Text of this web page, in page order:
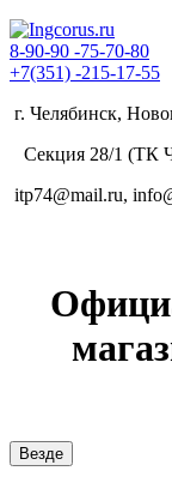
8-90-90 -75-70-80
+7(351) -215-17-55
г. Челябинск,
Секция 28/1 (ТК
itp74@mail.ru,
Везде